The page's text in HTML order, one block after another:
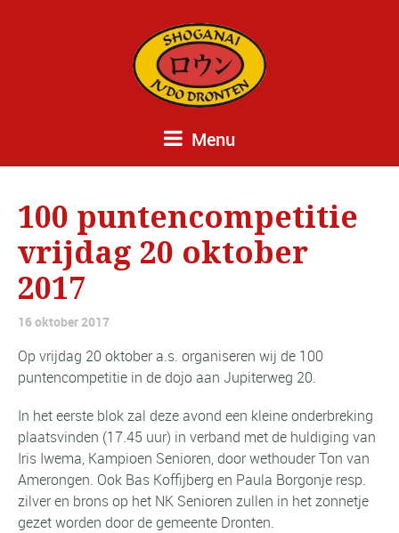
Menu
100 puntencompetitie
vrijdag 20 oktober
2017
16 oktober 2017
Op vrijdag 20 oktober a.s. organiseren wij de 100
puntencompetitie in de dojo aan Jupiterweg 20.
In het eerste blok zal deze avond een kleine onderbreking
plaatsvinden (17.45 uur) in verband met de huldiging van
Iris Iwema, Kampioen Senioren, door wethouder Ton van
Amerongen. Ook Bas Koffijberg en Paula Borgonje resp.
zilver en brons op het NK Senioren zullen in het zonnetje
gezet worden door de gemeente Dronten.